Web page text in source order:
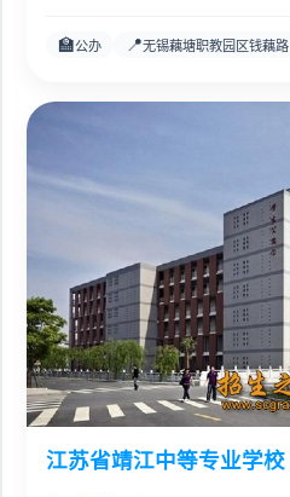
🏫公办 📍无锡藕塘职教园区钱藕路
江苏省靖江中等专业学校